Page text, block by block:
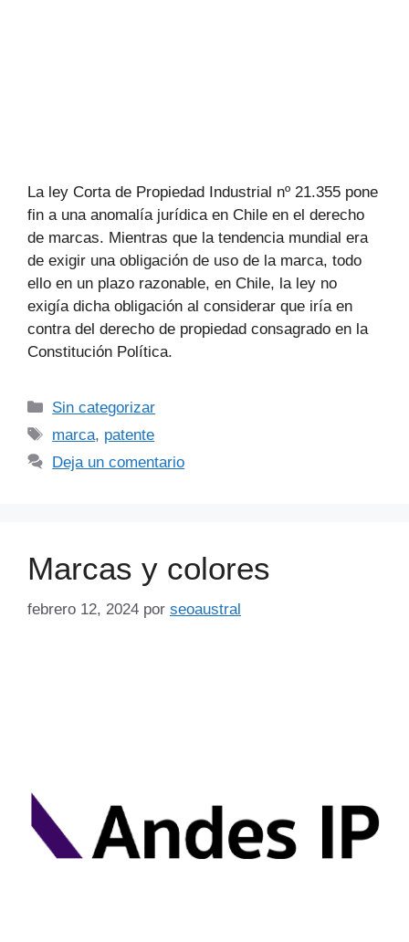
La ley Corta de Propiedad Industrial nº 21.355 pone
fin a una anomalía jurídica en Chile en el derecho
de marcas. Mientras que la tendencia mundial era
de exigir una obligación de uso de la marca, todo
ello en un plazo razonable, en Chile, la ley no
exigía dicha obligación al considerar que iría en
contra del derecho de propiedad consagrado en la
Constitución Política.
Sin categorizar
marca, patente
Deja un comentario
Marcas y colores
febrero 12, 2024 por seoaustral